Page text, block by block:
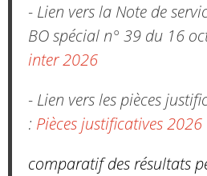
- Lien vers la Note de
BO spécial n° 39 du 16
inter 2026
- Lien vers les pièces
: Pièces justificatives 2026
comparatif des résultats